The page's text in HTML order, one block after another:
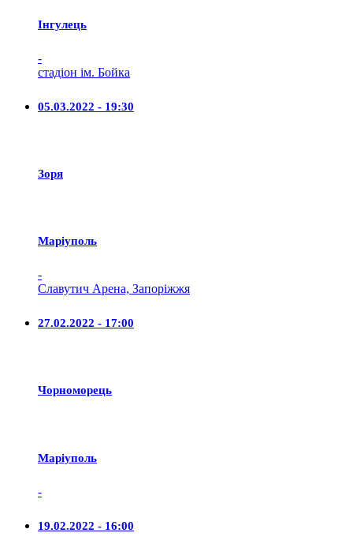
Iнгулець
-
стадіон ім. Бойка
05.03.2022 - 19:30
Зоря
Маріуполь
-
Славутич Арена, Запоріжжя
27.02.2022 - 17:00
Чорноморець
Маріуполь
-
19.02.2022 - 16:00